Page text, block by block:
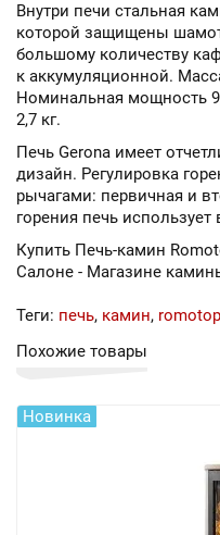
Внутри печи стальная
которой защищены
большому количеству
к аккумуляционной.
Номинальная мощность
2,7 кг.
Печь Gerona имеет
дизайн. Регулировка
рычагами: первичная и
горения печь
Купить Печь-камин
Салоне - Магазине
Теги: печь, камин, romotop
Похожие товары
Новинка